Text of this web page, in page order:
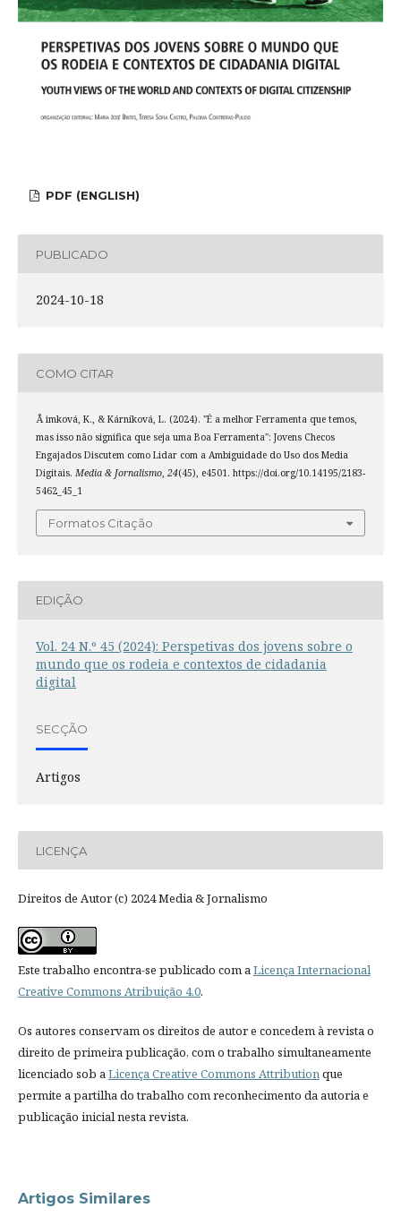
PDF (ENGLISH)
PUBLICADO
2024-10-18
COMO CITAR
Å imková, K., & Kárníková, L. (2024). "É a melhor Ferramenta que temos,
mas isso não significa que seja uma Boa Ferramenta": Jovens Checos
Engajados Discutem como Lidar com a Ambiguidade do Uso dos Media
Digitais. Media & Jornalismo, 24(45), e4501. https://doi.org/10.14195/2183-
5462_45_1
Formatos Citação
EDIÇÃO
Vol. 24 N.º 45 (2024): Perspetivas dos jovens sobre o
mundo que os rodeia e contextos de cidadania
digital
SECÇÃO
Artigos
LICENÇA
Direitos de Autor (c) 2024 Media & Jornalismo
Este trabalho encontra-se publicado com aLicença Internacional
Creative Commons Atribuição 4.0.
Os autores conservam os direitos de autor e concedem à revista o
direito de primeira publicação, com o trabalho simultaneamente
licenciado sob aLicença Creative Commons Attributionque
permite a partilha do trabalho com reconhecimento da autoria e
publicação inicial nesta revista.
Artigos Similares